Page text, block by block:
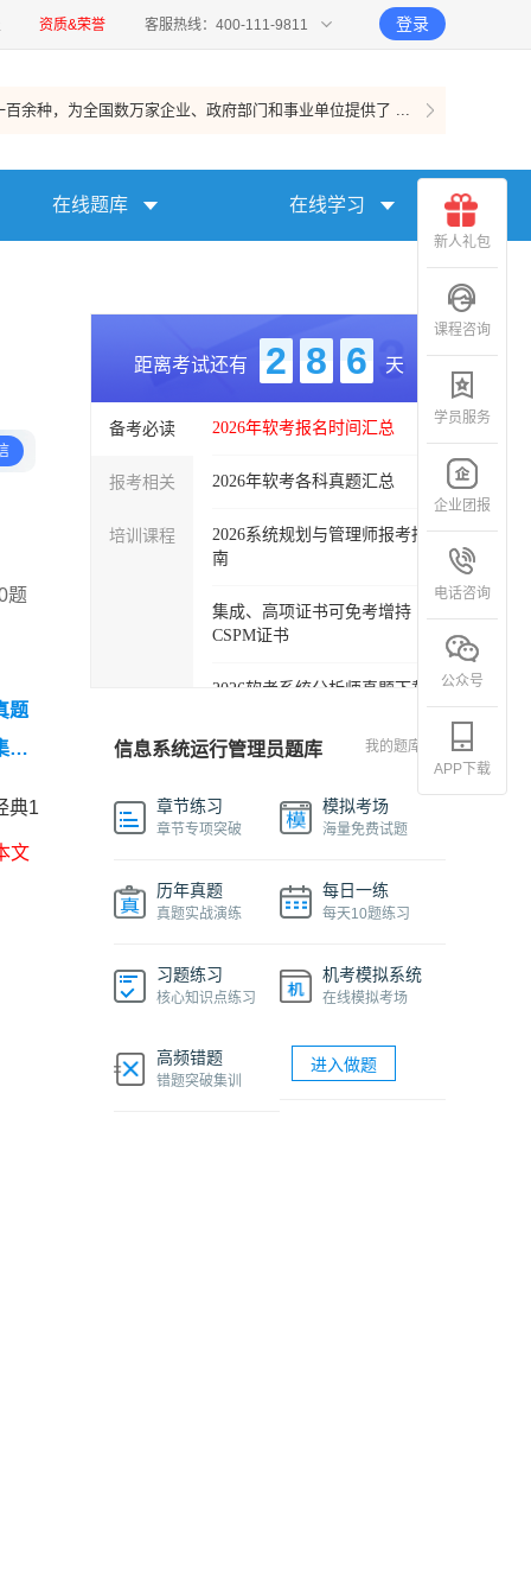
资质&荣誉 客服热线：400-111-9811 登录
百余种，为全国数万家企业、政府部门和事业单位提供了 ...
在线题库 在线学习
题
题
典1
文
距离考试还有 2 8 6 天
备考必读
报考相关
培训课程
2026年软考报名时间汇总
2026年软考各科真题汇总
2026系统规划与管理师报考指
南
集成、高项证书可免考增持
CSPM证书
2026软考系统分析师真题下载
软考各科目自学必备学习包
2027年信息系统项目管理师精
品班
费课程
机考系统操作流程及画图讲解
软考网络工程师视频课程
信息系统运行管理员题库 我的题库
章节练习
章节专项突破
模拟考场
海量免费试题
历年真题
真题实战演练
每日一练
每天10题练习
习题练习
核心知识点练习
机考模拟系统
在线模拟考场
高频错题
错题突破集训
进入做题
新人礼包
课程咨询
学员服务
企业团报
电话咨询
公众号
APP下载